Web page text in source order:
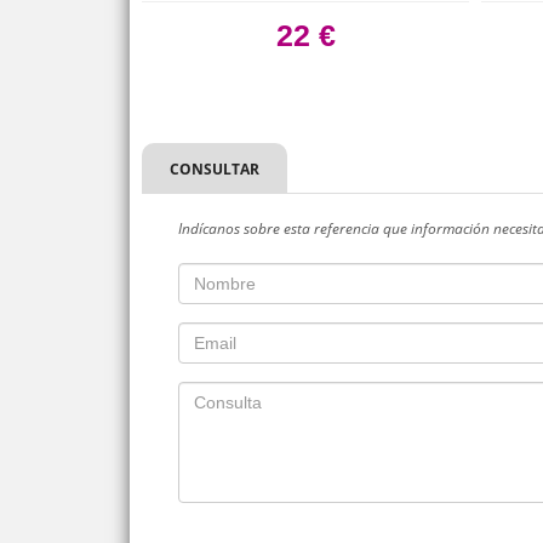
22 €
CONSULTAR
Indícanos sobre esta referencia que información